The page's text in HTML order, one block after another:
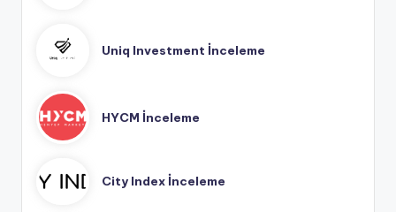
Uniq Investment İnceleme
HYCM İnceleme
City Index İnceleme